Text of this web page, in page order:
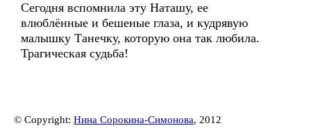
Сегодня вспомнила эту Наташу, ее
влюблённые и бешеные глаза, и кудрявую
малышку Танечку, которую она так любила.
Трагическая судьба!
© Copyright: Нина Сорокина-Симонова, 2012